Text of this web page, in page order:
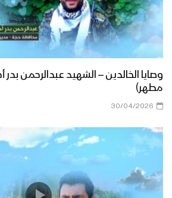
وصايا الخالدين – الشهيد عبدالرحمن
مطهر)
30/04/2026